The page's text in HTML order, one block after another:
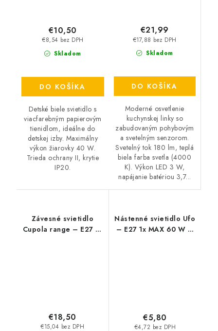
Skladom
€8,54 bez DPH
€10,50
DO KOŠÍKA
Detské biele svietidlo s
viacfarebným papierovým
tienidlom, ideálne do
detskej izby. Maximálny
výkon žiarovky 40 W.
Trieda ochrany II, krytie
IP20.
Skladom
€17,88 bez DPH
€21,99
DO KOŠÍKA
Moderné osvetlenie
kuchynskej linky so
zabudovaným pohybovým
a svetelným senzorom.
Svetelný tok 180 lm, teplá
biela farba svetla (4000
K). Výkon LED 3 W,
napájanie batériou 3,7...
Závesné svietidlo
Cupola range – E27 1x
€15,04 bez DPH
€18,50
Nástenné svietidlo Ufo
– E27 1x MAX 60 W –
€4,72 bez DPH
€5,80